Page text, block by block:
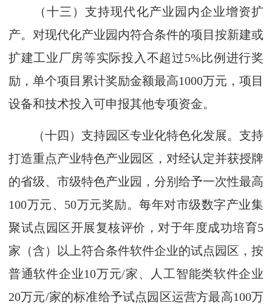
（十三）支持现代化产业园内企业增资扩
产。对现代化产业园内符合条件的项目按新建或
扩建工业厂房等实际投入不超过5%比例进行奖
励，单个项目累计奖励金额最高1000万元，项目
设备和技术投入可申报其他专项资金。
（十四）支持园区专业化特色化发展。支持
打造重点产业特色产业园区，对经认定并获授牌
的省级、市级特色产业园，分别给予一次性最高
100万元、50万元奖励。每年对市级数字产业集
聚试点园区开展复核评价，对于年度成功培育5
家（含）以上符合条件软件企业的试点园区，按
普通软件企业10万元/家、人工智能类软件企业
20万元/家的标准给予试点园区运营方最高100万